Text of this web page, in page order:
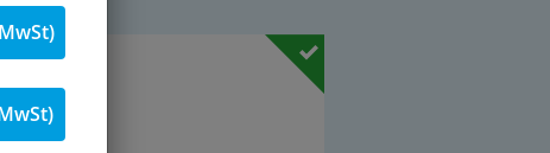
Stk.